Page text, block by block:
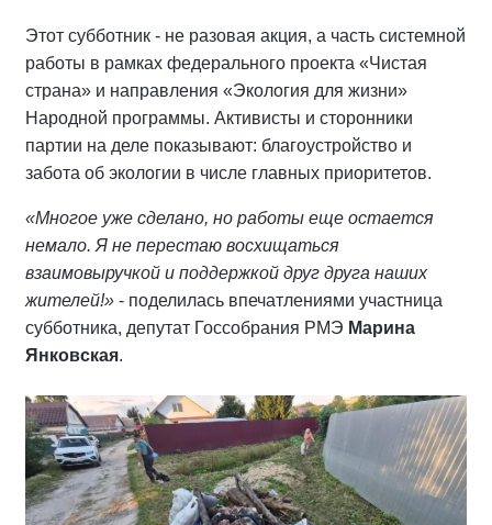
Этот субботник - не разовая акция, а часть системной
работы в рамках федерального проекта «Чистая
страна» и направления «Экология для жизни»
Народной программы. Активисты и сторонники
партии на деле показывают: благоустройство и
забота об экологии в числе главных приоритетов.
«Многое уже сделано, но работы еще остается
немало. Я не перестаю восхищаться
взаимовыручкой и поддержкой друг друга наших
жителей!» - поделилась впечатлениями участница
субботника, депутат Госсобрания РМЭ Марина
Янковская.